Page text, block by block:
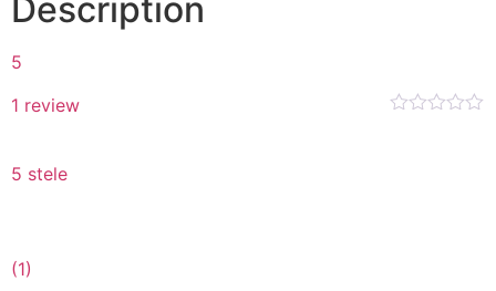
Description
5
1 review
5 stele
(1)